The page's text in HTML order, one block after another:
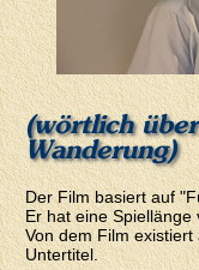
(wörtlich
Wanderung)
Der Film basiert auf
Er hat eine Spiellänge
Von dem Film
Untertitel.